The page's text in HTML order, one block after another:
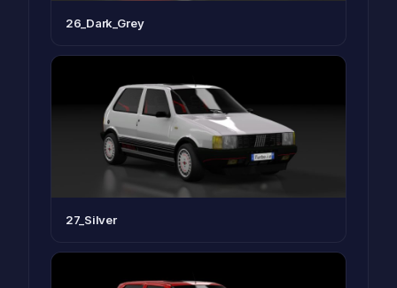
26_Dark_Grey
27_Silver